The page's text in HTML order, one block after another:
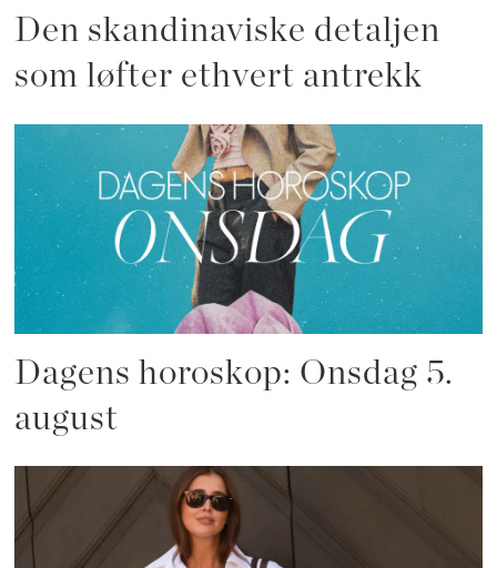
Den skandinaviske detaljen
som løfter ethvert antrekk
Dagens horoskop: Onsdag 5.
august